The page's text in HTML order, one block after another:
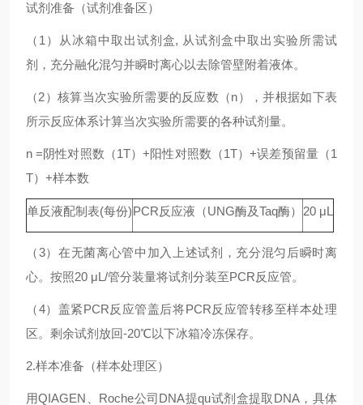
试剂准备（试剂准备区）
（1）从冰箱中取出试剂盒, 从试剂盒中取出实验所需试
剂，充分融化混匀并瞬时离心以去除管壁附着液体。
（2）核算当次实验所需要的反应数（n），并根据如下表
所示反应体系计算当次实验所需要的各种试剂量。
n =阴性对照数（1T）+阳性对照数（1T）+误差预留量（1
T）+样本数
单反液配制表(每份)PCR反应液（UNG酶及Taq酶） 20 μL
（3）在无菌离心管中加入上述试剂，充分混匀后瞬时离
心。按照20 μL/管分装量将试剂分装至PCR反应管。
（4）盖紧PCR反应管盖后将PCR反应管转移至样本处理
区。剩余试剂放回-20℃以下冰箱冷冻保存。
2.样本准备（样本处理区）
用QIAGEN、Roche公司DNA提qu试剂盒提取DNA，具体